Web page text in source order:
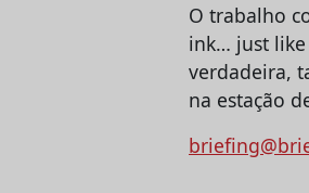
O trabalho
ink… just like
verdadeira,
na estação